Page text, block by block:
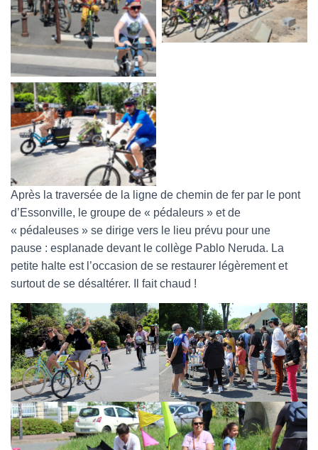
C’est parti !!!
bouchonne !
Jolie remorque
Après la traversée de la ligne de chemin de fer par le pont
d’Essonville, le groupe de « pédaleurs » et de
« pédaleuses » se dirige vers le lieu prévu pour une
pause : esplanade devant le collège Pablo Neruda. La
petite halte est l’occasion de se restaurer légèrement et
surtout de se désaltérer. Il fait chaud !